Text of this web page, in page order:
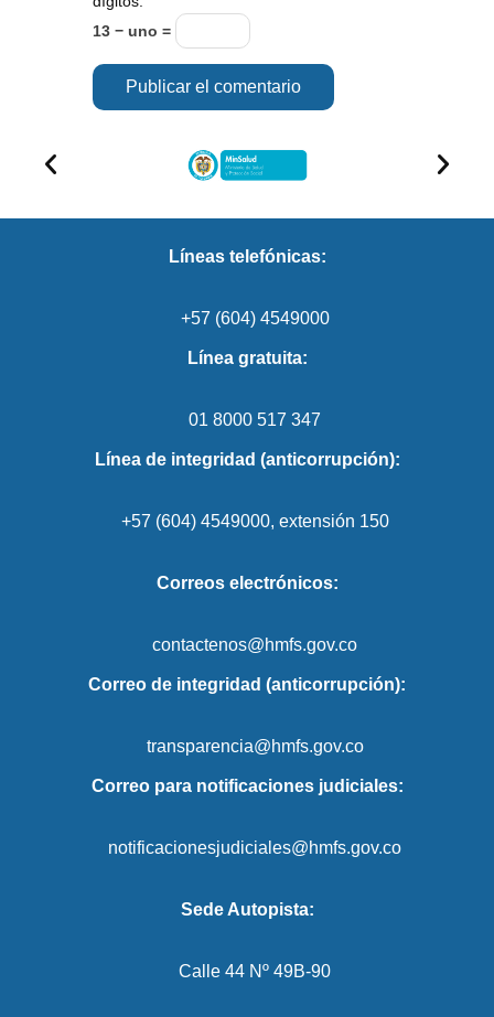
13 − uno =
Líneas telefónicas:
+57 (604) 4549000
Línea gratuita:
01 8000 517 347
Línea de integridad (anticorrupción):
+57 (604) 4549000, extensión 150
Correos electrónicos:
contactenos@hmfs.gov.co
Correo de integridad (anticorrupción):
transparencia@hmfs.gov.co
Correo para notificaciones judiciales:
notificacionesjudiciales@hmfs.gov.co
Sede Autopista:
Calle 44 Nº 49B-90